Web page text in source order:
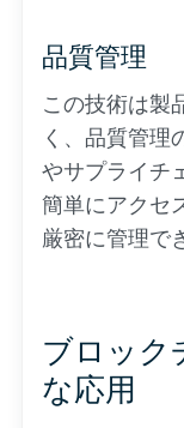
品質管理
この技術は製
く、品質管理
やサプライチ
簡単にアクセ
厳密に管理で
ブロック
な応用